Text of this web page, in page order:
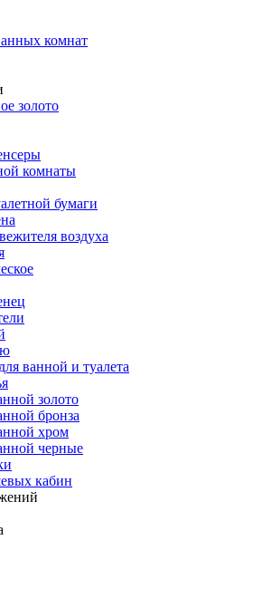
комнат
золото
комнаты
бумаги
воздуха
ванной и туалета
золото
бронза
хром
черные
кабин